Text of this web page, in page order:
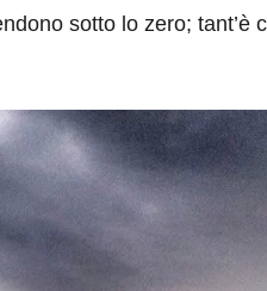
sotto lo zero; tant’è